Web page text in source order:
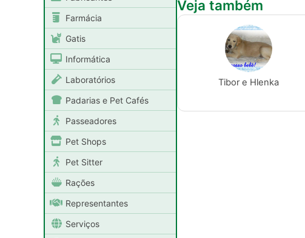
Farmácia
Gatis
Informática
Laboratórios
Padarias e Pet Cafés
Passeadores
Pet Shops
Pet Sitter
Rações
Representantes
Serviços
Veja também
Tibor e Hlenka